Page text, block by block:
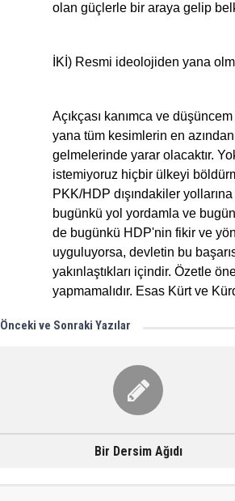
olan güçlerle bir araya gelip
İKİ) Resmi ideolojiden yana
Açıkçası kanımca ve
yana tüm kesimlerin en
gelmelerinde yarar olacaktır.
istemiyoruz hiçbir ülkeyi
PKK/HDP dışındakiler
bugünkü yol yordamla ve
de bugünkü HDP'nin fikir ve
uyguluyorsa, devletin bu
yakınlaştıkları içindir. Özetle
yapmamalıdır. Esas Kürt ve
Önceki ve Sonraki Yazılar
Bir Dersim Ağıdı